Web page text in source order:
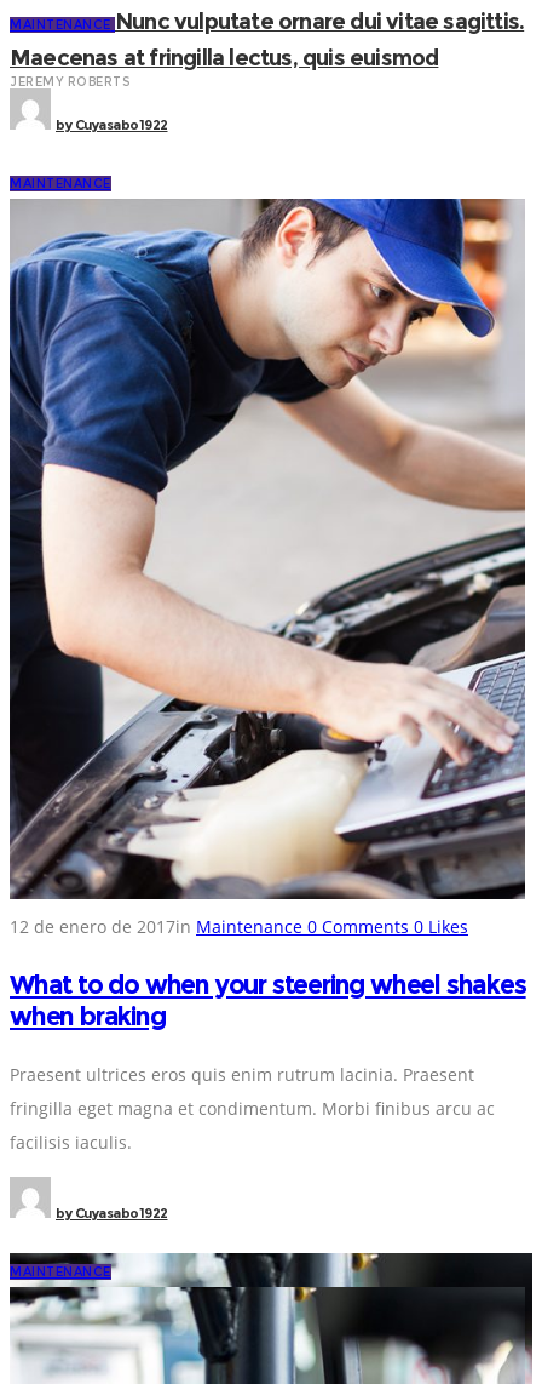
MAINTENANCE Nunc vulputate ornare dui vitae sagittis.
Maecenas at fringilla lectus, quis euismod
JEREMY ROBERTS
byCuyasabo1922
MAINTENANCE
12 de enero de 2017in Maintenance 0 Comments 0 Likes
What to do when your steering wheel shakes
when braking
Praesent ultrices eros quis enim rutrum lacinia. Praesent
fringilla eget magna et condimentum. Morbi finibus arcu ac
facilisis iaculis.
byCuyasabo1922
MAINTENANCE